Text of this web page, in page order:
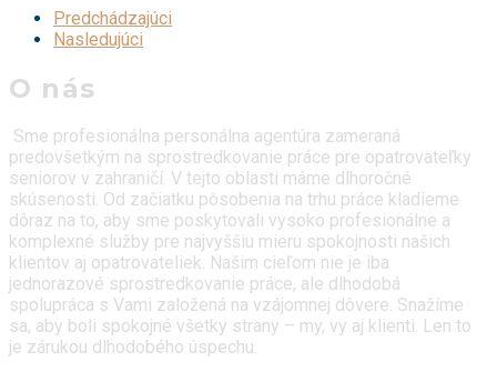
Predchádzajúci
Nasledujúci
O nás
Sme profesionálna personálna agentúra zameraná
predovšetkým na sprostredkovanie práce pre opatrovateľky
seniorov v zahraničí. V tejto oblasti máme dlhoročné
skúsenosti. Od začiatku pôsobenia na trhu práce kladieme
dôraz na to, aby sme poskytovali vysoko profesionálne a
komplexné služby pre najvyššiu mieru spokojnosti našich
klientov aj opatrovateliek. Našim cieľom nie je iba
jednorazové sprostredkovanie práce, ale dlhodobá
spolupráca s Vami založená na vzájomnej dôvere. Snažíme
sa, aby boli spokojné všetky strany – my, vy aj klienti. Len to
je zárukou dlhodobého úspechu.